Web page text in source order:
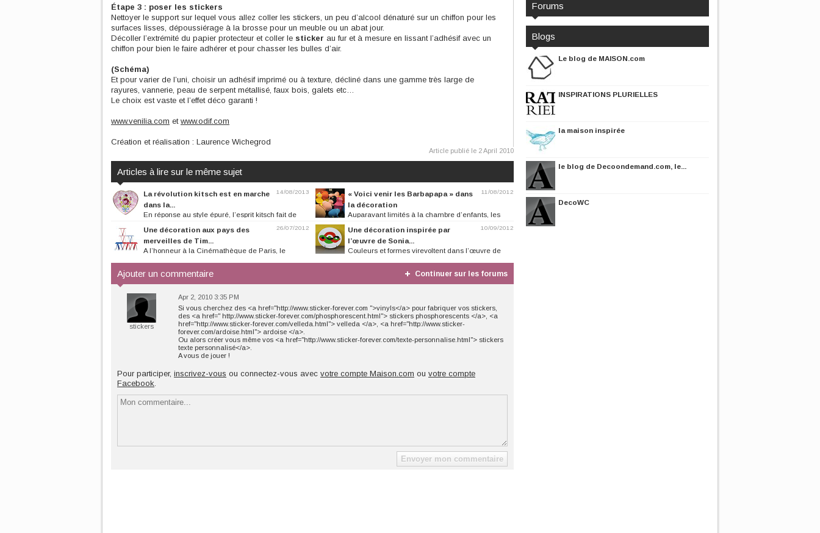
Étape 3 : poser les stickers
Nettoyer le support sur lequel vous allez coller les stickers, un peu d’alcool dénaturé sur un chiffon pour les
surfaces lisses, dépoussiérage à la brosse pour un meuble ou un abat jour.
Décoller l’extrémité du papier protecteur et coller le sticker au fur et à mesure en lissant l’adhésif avec un
chiffon pour bien le faire adhérer et pour chasser les bulles d’air.
(Schéma)
Et pour varier de l’uni, choisir un adhésif imprimé ou à texture, décliné dans une gamme très large de
rayures, vannerie, peau de serpent métallisé, faux bois, galets etc…
Le choix est vaste et l’effet déco garanti !
www.venilia.com et www.odif.com
Création et réalisation : Laurence Wichegrod
Article publié le 2 April 2010
Articles à lire sur le même sujet
14/08/2013
La révolution kitsch est en marche
dans la...
En réponse au style épuré, l’esprit kitsch fait de
11/08/2012
« Voici venir les Barbapapa » dans
la décoration
Auparavant limités à la chambre d’enfants, les
Barbapapa se sont lancés à la...
26/07/2012
Une décoration aux pays des
merveilles de Tim...
A l’honneur à la Cinémathèque de Paris, le
10/09/2012
Une décoration inspirée par
l’œuvre de Sonia...
Couleurs et formes virevoltent dans l’œuvre de
Ajouter un commentaire Continuer sur les forums
stickers
Apr 2, 2010 3:35 PM
Si vous cherchez des <a href="http://www.sticker-forever.com ">vinyls</a> pour fabriquer vos stickers,
des <a href=" http://www.sticker-forever.com/phosphorescent.html"> stickers phosphorescents </a>, <a
href="http://www.sticker-forever.com/velleda.html"> velleda </a>, <a href="http://www.sticker-
forever.com/ardoise.html"> ardoise </a>.
Ou alors créer vous même vos <a href="http://www.sticker-forever.com/texte-personnalise.html"> stickers
texte personnalisé</a>.
A vous de jouer !
Pour participer, inscrivez-vous ou connectez-vous avec votre compte Maison.com ou votre compte
Facebook.
Forums
Blogs
Le blog de MAISON.com
INSPIRATIONS PLURIELLES
la maison inspirée
le blog de Decoondemand.com, le...
DecoWC